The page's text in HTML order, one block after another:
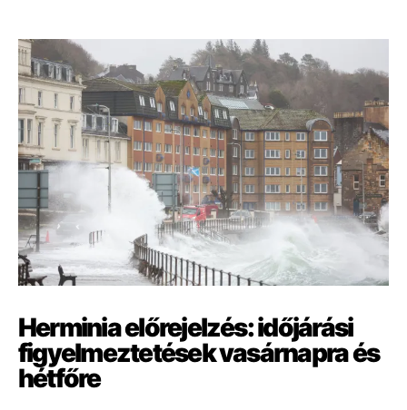
Herminia előrejelzés: időjárási
figyelmeztetések vasárnapra és
hétfőre